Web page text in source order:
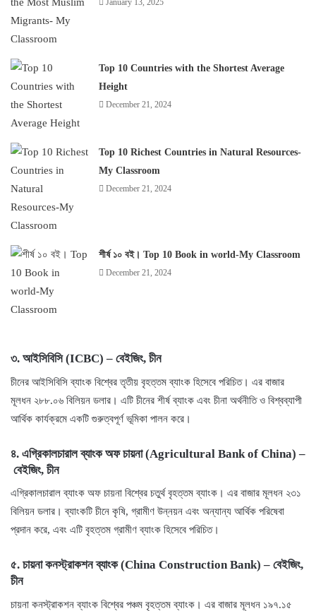
January 13, 2025
Top 10 Countries with the Shortest Average
Height
December 21, 2024
Top 10 Richest Countries in Natural Resources-
My Classroom
December 21, 2024
শীর্ষ ১০ বই। Top 10 Book in world-My Classroom
December 21, 2024
৩. আইসিবিসি (ICBC) – বেইজিং, চীন
চীনের আইসিবিসি ব্যাংক বিশ্বের তৃতীয় বৃহত্তম ব্যাংক হিসেবে পরিচিত। এর বাজার
মূলধন ২৮৮.০৬ বিলিয়ন ডলার। এটি চীনের শীর্ষ ব্যাংক এবং চীনা অর্থনীতি ও বিশ্বব্যাপী
আর্থিক কার্যক্রমে একটি গুরুত্বপূর্ণ ভূমিকা পালন করে।
৪. এগ্রিকালচারাল ব্যাংক অফ চায়না (Agricultural Bank of China) –
বেইজিং, চীন
এগ্রিকালচারাল ব্যাংক অফ চায়না বিশ্বের চতুর্থ বৃহত্তম ব্যাংক। এর বাজার মূলধন ২৩১
বিলিয়ন ডলার। ব্যাংকটি চীনে কৃষি, গ্রামীণ উন্নয়ন এবং অন্যান্য আর্থিক পরিষেবা
প্রদান করে, এবং এটি বৃহত্তম গ্রামীণ ব্যাংক হিসেবে পরিচিত।
৫. চায়না কনস্ট্রাকশন ব্যাংক (China Construction Bank) – বেইজিং,
চীন
চায়না কনস্ট্রাকশন ব্যাংক বিশ্বের পঞ্চম বৃহত্তম ব্যাংক। এর বাজার মূলধন ১৯৭.১৫